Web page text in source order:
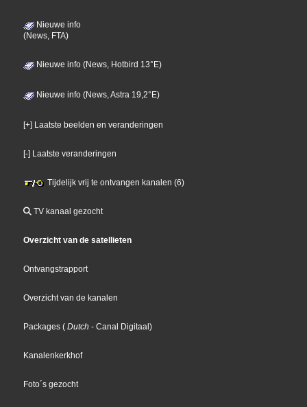
Nieuwe info
(News, FTA)
Nieuwe info (News, Hotbird 13°E)
Nieuwe info (News, Astra 19,2°E)
[+] Laatste beelden en veranderingen
[-] Laatste veranderingen
Tijdelijk vrij te ontvangen kanalen (6)
TV kanaal gezocht
Overzicht van de satellieten
Ontvangstrapport
Overzicht van de kanalen
Packages ( Dutch - Canal Digitaal)
Kanalenkerkhof
Foto´s gezocht